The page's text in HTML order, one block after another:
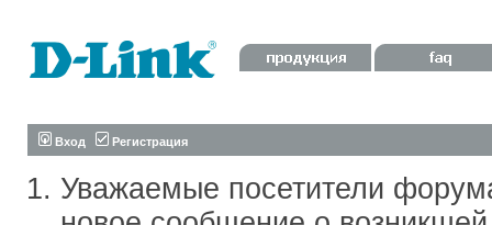
Вход Регистрация
Уважаемые посетители